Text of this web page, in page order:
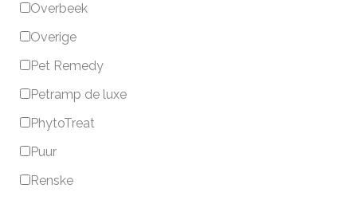
Overbeek
Overige
Pet Remedy
Petramp de luxe
PhytoTreat
Puur
Renske